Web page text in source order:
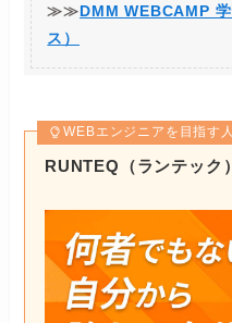
≫≫DMM WEBCAMP
ス）
WEBエンジニアを目指す
RUNTEQ（ランテック）